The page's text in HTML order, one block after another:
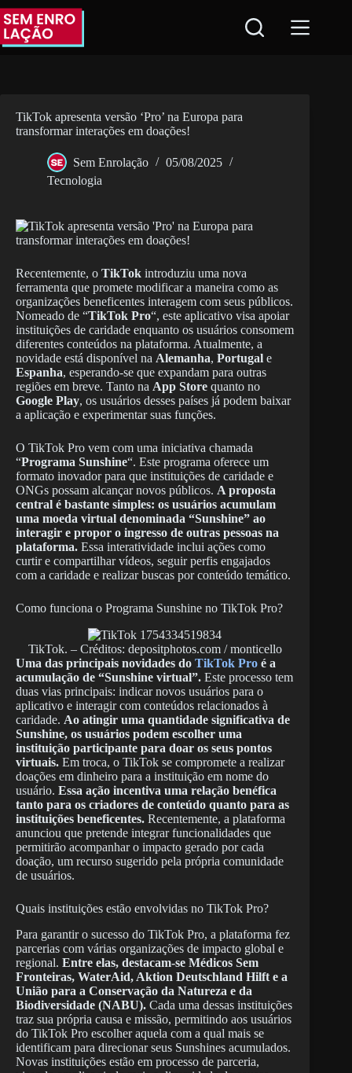
Pular
para
conteúdo
TikTok apresenta versão ‘Pro’ na Europa para
transformar interações em doações!
Sem Enrolação
05/08/2025
Tecnologia
Recentemente, o TikTok introduziu uma nova
ferramenta que promete modificar a maneira como as
organizações beneficentes interagem com seus públicos.
Nomeado de “TikTok Pro“, este aplicativo visa apoiar
instituições de caridade enquanto os usuários consomem
diferentes conteúdos na plataforma. Atualmente, a
novidade está disponível na Alemanha, Portugal e
Espanha, esperando-se que expandam para outras
regiões em breve. Tanto na App Store quanto no
Google Play, os usuários desses países já podem baixar
a aplicação e experimentar suas funções.
O TikTok Pro vem com uma iniciativa chamada
“Programa Sunshine“. Este programa oferece um
formato inovador para que instituições de caridade e
ONGs possam alcançar novos públicos. A proposta
central é bastante simples: os usuários acumulam
uma moeda virtual denominada “Sunshine” ao
interagir e propor o ingresso de outras pessoas na
plataforma. Essa interatividade inclui ações como
curtir e compartilhar vídeos, seguir perfis engajados
com a caridade e realizar buscas por conteúdo temático.
Como funciona o Programa Sunshine no TikTok Pro?
TikTok. – Créditos: depositphotos.com / monticello
Uma das principais novidades do TikTok Pro é a
acumulação de “Sunshine virtual”. Este processo tem
duas vias principais: indicar novos usuários para o
aplicativo e interagir com conteúdos relacionados à
caridade. Ao atingir uma quantidade significativa de
Sunshine, os usuários podem escolher uma
instituição participante para doar os seus pontos
virtuais. Em troca, o TikTok se compromete a realizar
doações em dinheiro para a instituição em nome do
usuário. Essa ação incentiva uma relação benéfica
tanto para os criadores de conteúdo quanto para as
instituições beneficentes. Recentemente, a plataforma
anunciou que pretende integrar funcionalidades que
permitirão acompanhar o impacto gerado por cada
doação, um recurso sugerido pela própria comunidade
de usuários.
Quais instituições estão envolvidas no TikTok Pro?
Para garantir o sucesso do TikTok Pro, a plataforma fez
parcerias com várias organizações de impacto global e
regional. Entre elas, destacam-se Médicos Sem
Fronteiras, WaterAid, Aktion Deutschland Hilft e a
União para a Conservação da Natureza e da
Biodiversidade (NABU). Cada uma dessas instituições
traz sua própria causa e missão, permitindo aos usuários
do TikTok Pro escolher aquela com a qual mais se
identificam para direcionar seus Sunshines acumulados.
Novas instituições estão em processo de parceria,